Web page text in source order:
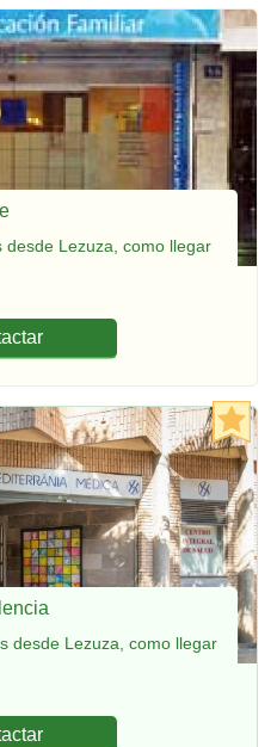
Lezuza, como llegar
desde Lezuza, como llegar